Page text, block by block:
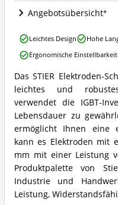
ist
dieses
Schweißgerät
erhältlich?
Angebotsübersicht
STIER
Elektroden-
Schweißgerät
Inverter
A
Zusammenfassung:
Was
bietet
dieses
Elektroden-
Schweißgerät?
Das STIER Elektroden-
leichtes und
verwendet die IGBT-
Lebensdauer zu
ermöglicht Ihnen eine
kann es Elektroden mit
mm mit einer Leistung
Produktpalette von
Industrie und
Leistung,
STIER
Elektroden-
Schweißgerät
180
A
Vorteile:
Was
spricht
für
dieses
Elektroden-
Schweißgerät?
Leichtes Design Hohe
Ergonomische Einstellbarkeit